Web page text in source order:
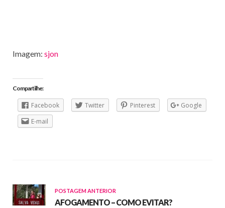
Imagem: sjon
Compartilhe:
Facebook Twitter Pinterest
Google
E-mail
POSTAGEM ANTERIOR
AFOGAMENTO – COMO EVITAR?